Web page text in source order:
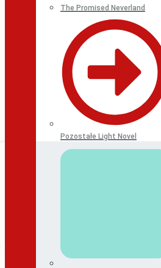
The Promised Neverland
Pozostałe Light Novel